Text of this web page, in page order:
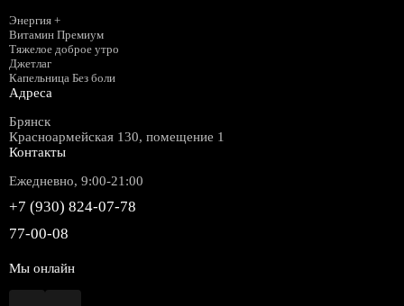
Энергия +
Витамин Премиум
Тяжелое доброе утро
Джетлаг
Капельница Без боли
Адреса
Брянск
Красноармейская 130, помещение 1
Контакты
Ежедневно, 9:00-21:00
+7 (930) 824-07-78
77-00-08
Мы онлайн